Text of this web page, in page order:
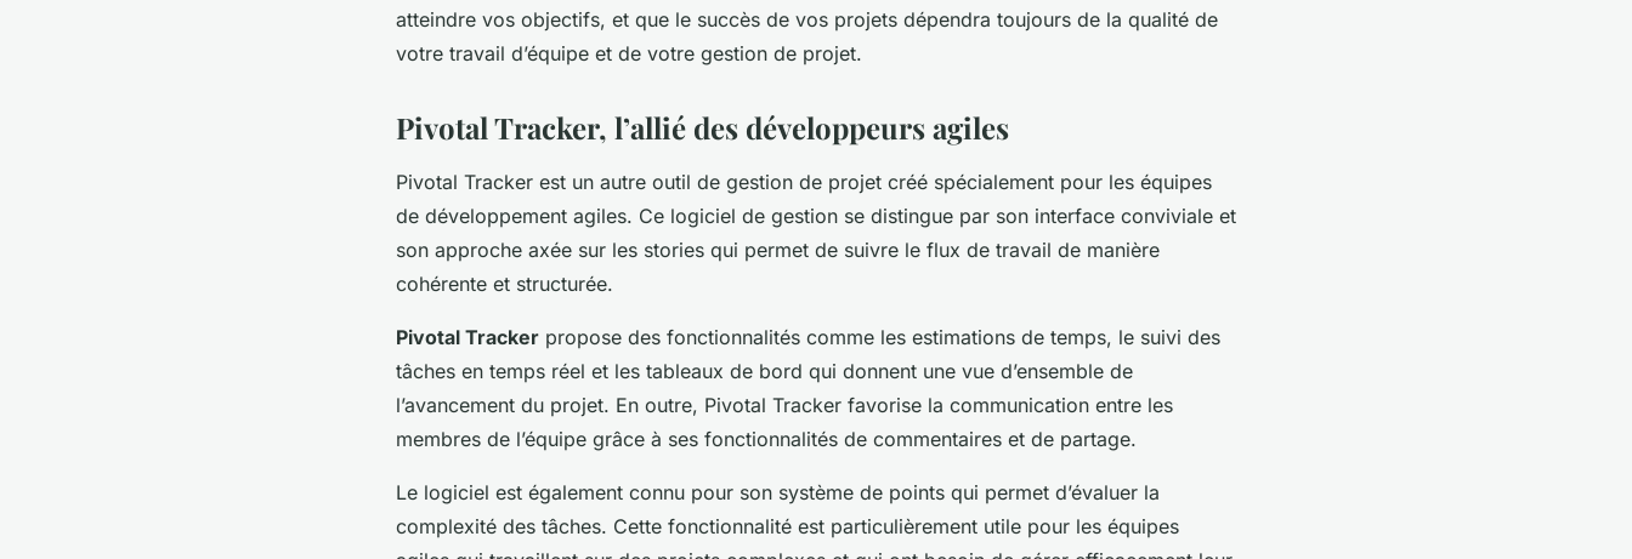
atteindre vos objectifs, et que le succès de vos projets dépendra toujours de la qualité de
votre travail d’équipe et de votre gestion de projet.
Pivotal Tracker, l’allié des développeurs agiles
Pivotal Tracker est un autre outil de gestion de projet créé spécialement pour les équipes
de développement agiles. Ce logiciel de gestion se distingue par son interface conviviale et
son approche axée sur les stories qui permet de suivre le flux de travail de manière
cohérente et structurée.
Pivotal Tracker propose des fonctionnalités comme les estimations de temps, le suivi des
tâches en temps réel et les tableaux de bord qui donnent une vue d’ensemble de
l’avancement du projet. En outre, Pivotal Tracker favorise la communication entre les
membres de l’équipe grâce à ses fonctionnalités de commentaires et de partage.
Le logiciel est également connu pour son système de points qui permet d’évaluer la
complexité des tâches. Cette fonctionnalité est particulièrement utile pour les équipes